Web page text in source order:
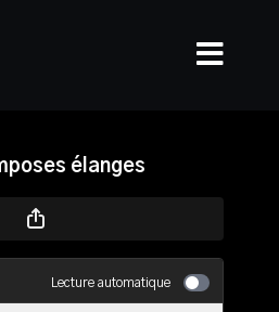
élanges
Lecture automatique